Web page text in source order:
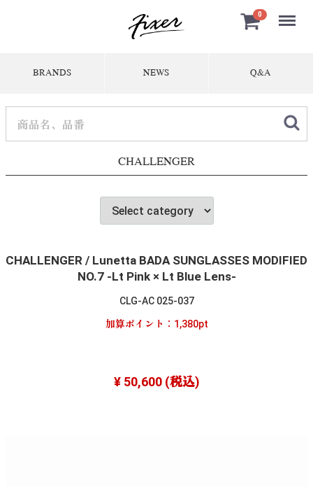
0 Menu
BRANDS NEWS Q&A
CHALLENGER
CHALLENGER / Lunetta BADA SUNGLASSES MODIFIED
NO.7 -Lt Pink × Lt Blue Lens-
CLG-AC 025-037
加算ポイント： 1,380pt
¥ 50,600(税込)